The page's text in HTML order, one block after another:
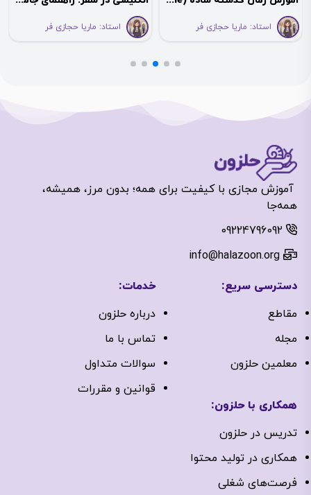
استاد: ماریا حجازی فر استاد: ماریا حجازی فر
آموزش مجازی با کیفیت برای همه؛ بدون مرز، همیشه،
همه‌جا
09224796092
info@halazoon.org
دسترسی سریع:
مقاطع
مجله
معلمین حلزون
خدمات:
درباره‌ حلزون
تماس با ما
سوالات متداول
قوانین و مقررات
همکاری با حلزون:
تدریس در حلزون
همکاری در تولید محتوا
فرصت‌های شغلی